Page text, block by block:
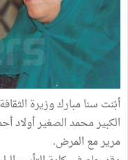
أبّنت سنا مبارك وزيرة
الكبير محمد الصغير أولاد
مرير مع المرض.